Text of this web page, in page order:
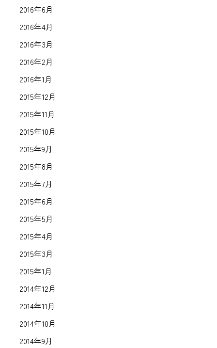
2016年6月
2016年4月
2016年3月
2016年2月
2016年1月
2015年12月
2015年11月
2015年10月
2015年9月
2015年8月
2015年7月
2015年6月
2015年5月
2015年4月
2015年3月
2015年1月
2014年12月
2014年11月
2014年10月
2014年9月